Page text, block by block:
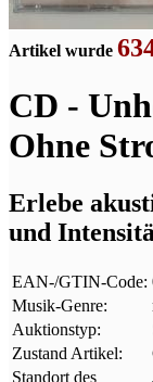
Artikel wurde
CD -
Ohne
Erlebe
und
EAN-/GTIN-Code:
Musik-Genre:
Auktionstyp:
Zustand Artikel:
Standort des